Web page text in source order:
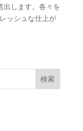
出します。各々を
ッシュな仕上が
検索